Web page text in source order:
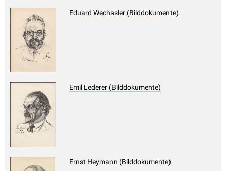
Eduard Wechssler (Bilddokumente)
Emil Lederer (Bilddokumente)
Ernst Heymann (Bilddokumente)